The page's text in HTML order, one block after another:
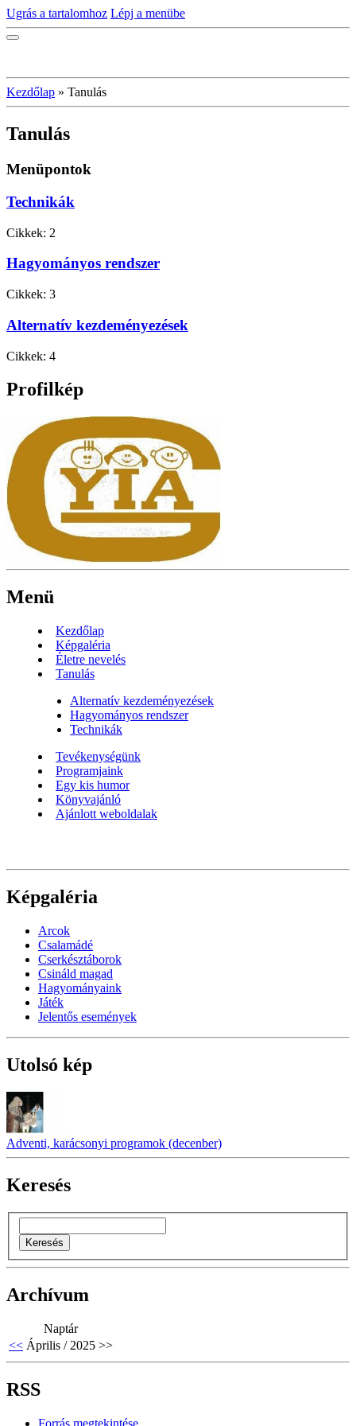
Ugrás a tartalomhoz Lépj a menübe
Kezdőlap » Tanulás
Tanulás
Menüpontok
Technikák
Cikkek: 2
Hagyományos rendszer
Cikkek: 3
Alternatív kezdeményezések
Cikkek: 4
Profilkép
Menü
Kezdőlap
Képgaléria
Életre nevelés
Tanulás
Alternatív kezdeményezések
Hagyományos rendszer
Technikák
Tevékenységünk
Programjaink
Egy kis humor
Könyvajánló
Ajánlott weboldalak
Képgaléria
Arcok
Csalamádé
Cserkésztáborok
Csináld magad
Hagyományaink
Játék
Jelentős események
Utolsó kép
Adventi, karácsonyi programok (decenber)
Keresés
Archívum
Naptár
<< Április / 2025 >>
RSS
Forrás megtekintése